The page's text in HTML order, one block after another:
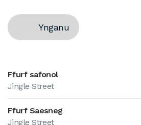
Ynganu
Ffurf safonol
Jingle Street
Ffurf Saesneg
Jingle Street